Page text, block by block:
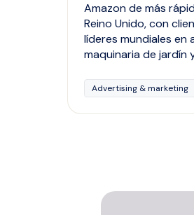
Amazon de más
Reino Unido, con
líderes mundiales en
maquinaria de jardín
Advertising & marketing